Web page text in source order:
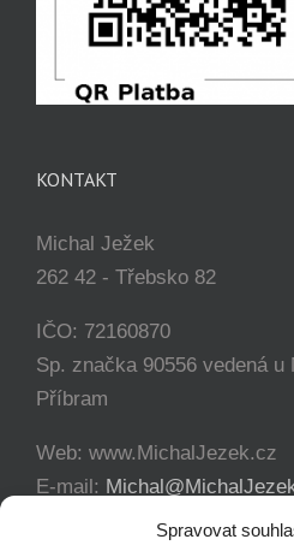
Spravovat
KONTAKT
Michal Ježek
262 42 - Třebsko 82
IČO: 72160870
Sp. značka 90556 vedená u
Příbram
Web: www.MichalJezek.cz
E-mail:
+420 777 346 649